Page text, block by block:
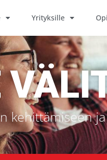
Yrityksille
kehittämiseen